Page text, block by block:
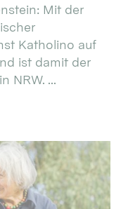
Mit der
Katholino auf
ist damit der
NRW. ...